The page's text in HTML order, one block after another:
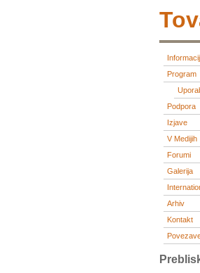
Program
Podpora
Izjave
V Medijih
Forumi
Galerija
Arhiv
Kontakt